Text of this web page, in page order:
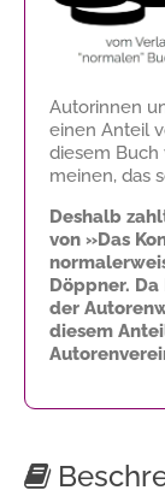
Autorinnen
einen Anteil
diesem Buch
meinen, das
Deshalb
von »Das
Döppner.
der
diesem